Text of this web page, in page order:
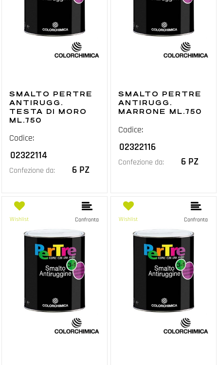
SMALTO PERTRE
ANTIRUGG.
TESTA DI MORO
ML.750
Codice:
02322114
Confezione da: 6 PZ
SMALTO PERTRE
ANTIRUGG.
MARRONE ML.750
Codice:
02322116
Confezione da: 6 PZ
Wishlist Confronta Wishlist Confronta